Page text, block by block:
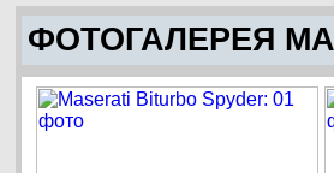
ФОТОГАЛЕРЕЯ